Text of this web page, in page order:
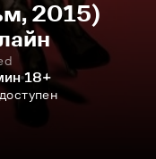
2015)
18+